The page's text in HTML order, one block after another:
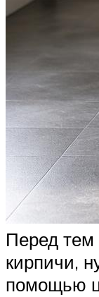
Перед тем
кирпичи,
помощью